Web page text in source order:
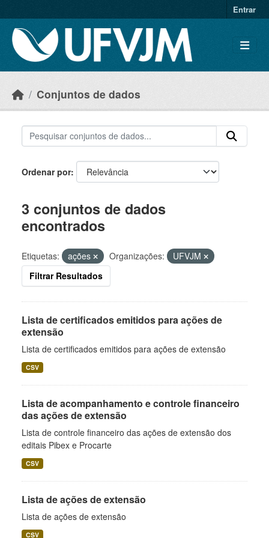
Entrar
Conjuntos de dados
Ordenar por
3 conjuntos de dados
encontrados
Etiquetas: ações Organizações:
UFVJM
Filtrar Resultados
Lista de certificados emitidos para ações de
extensão
Lista de certificados emitidos para ações de extensão
CSV
Lista de acompanhamento e controle financeiro
das ações de extensão
Lista de controle financeiro das ações de extensão dos
editais Pibex e Procarte
CSV
Lista de ações de extensão
Lista de ações de extensão
CSV